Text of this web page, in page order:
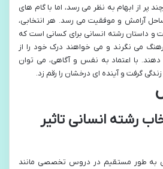
پر از ابهام به نظر می رسد، اما با گام های
آرامش و موفقیت می رسد. هر انتخابی،
داستان رشته انسانی برای کسانی است که
می نگرند و می خواهند درک خود را از
با اعتماد به نفس و آگاهی، می توان
گرفت و آینده ای درخشان را رقم زد.
رشته انسانی تاثیر
به طور مستقیم در دروس تخصصی مانند